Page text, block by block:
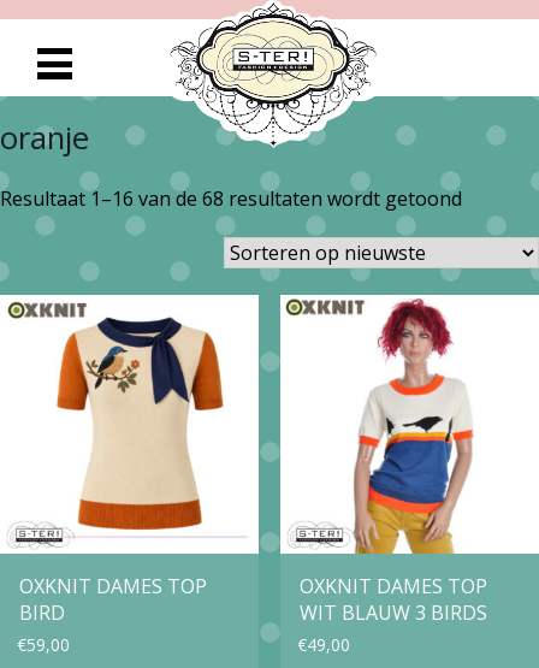
oranje
Resultaat 1–16 van de 68 resultaten wordt getoond
op
OXKNIT DAMES TOP
BIRD
€59,00
OXKNIT DAMES TOP
WIT BLAUW 3 BIRDS
€49,00